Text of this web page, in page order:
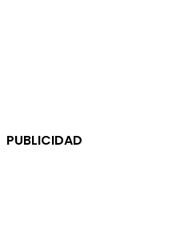
PUBLICIDAD